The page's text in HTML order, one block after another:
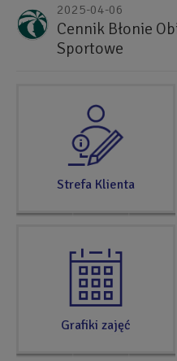
do
segmentu
2025-04-06
Cennik Błonie
Sportowe
SPRAWDŹ
Strefa Klienta
Grafiki zajęć